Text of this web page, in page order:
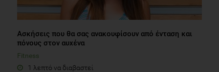
Ασκήσεις που θα σας ανακουφίσουν από ένταση και
πόνους στον αυχένα
Fitness
1 λεπτό να διαβαστεί